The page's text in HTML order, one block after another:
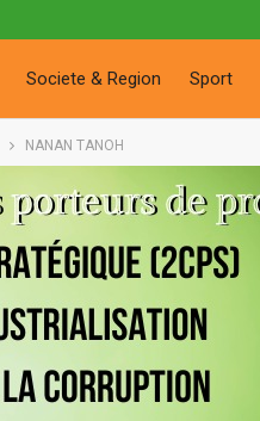
Societe & Region Sport
NANAN TANOH